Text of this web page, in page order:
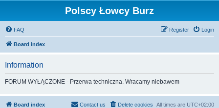
Polscy Łowcy Burz
FAQ Login
Register
Board index
Information
FORUM WYŁĄCZONE - Przerwa techniczna. Wracamy niebawem
Board index All times are UTC+02:00
Delete cookies
Contact us